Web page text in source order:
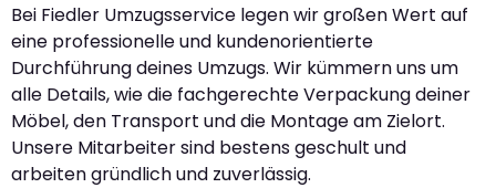
Bei Fiedler Umzugsservice legen wir großen Wert auf
eine professionelle und kundenorientierte
Durchführung deines Umzugs. Wir kümmern uns um
alle Details, wie die fachgerechte Verpackung deiner
Möbel, den Transport und die Montage am Zielort.
Unsere Mitarbeiter sind bestens geschult und
arbeiten gründlich und zuverlässig.